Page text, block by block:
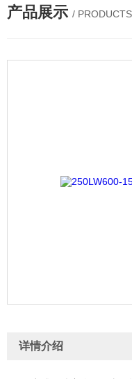
产品展示 / PRODUCTS
详情介绍